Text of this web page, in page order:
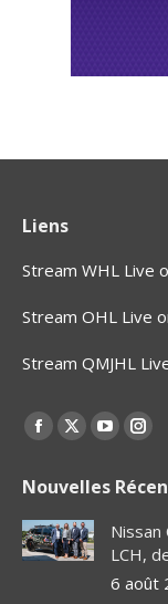
Liens
Stream WHL Live
Stream OHL Live
Stream QMJHL
Find us on:
Facebook
opens
in
new
X
opens
in
new
window
YouTube
opens
in
new
window
in
new
Nouvelles
Nissan
LCH,
6 août